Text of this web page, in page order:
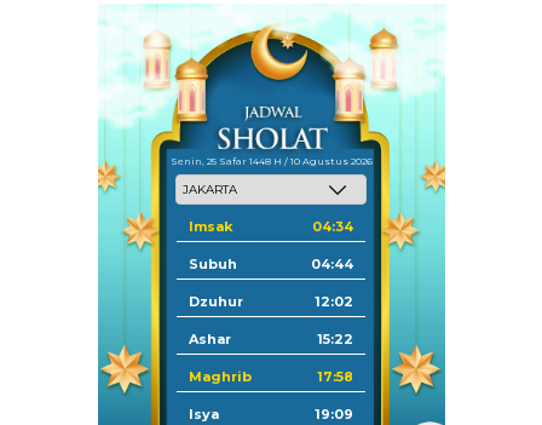
Senin, 25 Safar 1448 H / 10 Agustus 2026
Imsak 04:34
Subuh 04:44
Dzuhur 12:02
Ashar 15:22
Maghrib 17:58
Isya 19:09